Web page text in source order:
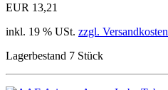
EUR 13,21
inkl. 19 % USt. zzgl. Versandkosten
Lagerbestand 7 Stück